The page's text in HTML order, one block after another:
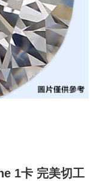
1卡 完美切工